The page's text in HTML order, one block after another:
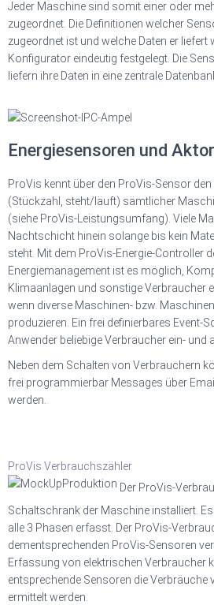
Jeder Maschine sind somit einer oder
zugeordnet. Die Definitionen welcher
zugeordnet ist und welche Daten er
Konfigurator eindeutig festgelegt. Die
liefern ihre Daten in eine zentrale
Energiesensoren und
ProVis kennt über den ProVis-Sensor
(Stückzahl, steht/läuft) sämtlicher
(siehe ProVis-Leistungsumfang). Viele
Nachtschicht hinein solange bis kein
steht. Mit dem ProVis-Energie-Controller
Energiemanagement ist es möglich,
Klimaanlagen und sonstige Verbraucher
wenn diverse Maschinen- bzw.
produzieren. Ein frei definierbares Event-
Anwender beliebige Verbraucher ein- und
Neben dem Schalten von Verbrauchern
frei programmierbar Messages über
werden.
ProVis Verbrauchszähler
Der ProVis-
Schaltschrank der Maschine installiert.
alle 3 Phasen erfasst. Der ProVis-
dementsprechenden ProVis-Sensoren
Erfassung von elektrischen Verbraucher
entsprechende Sensoren die Verbräuche
ermittelt werden.